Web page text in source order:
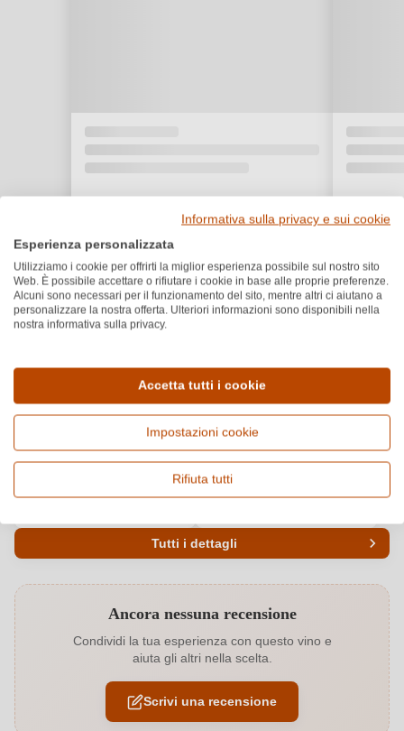
Dettagli del prodotto
Italia, Veneto
Vitigno e tipologia
Cuvée (Bianco & Rosato),
Vino frizzante e spumante
Qualità
Alcol
Tutti i dettagli
Affinamento Fermentazione in bottiglia
Annata 2022
Bio EU
Ancora nessuna recensione
Condividi la tua esperienza con questo vino e
aiuta gli altri nella scelta.
Scrivi una recensione
Informativa sulla privacy e sui cookie
Esperienza personalizzata
Utilizziamo i cookie per offrirti la miglior esperienza possibile sul nostro sito
Web. È possibile accettare o rifiutare i cookie in base alle proprie preferenze.
Alcuni sono necessari per il funzionamento del sito, mentre altri ci aiutano a
personalizzare la nostra offerta. Ulteriori informazioni sono disponibili nella
nostra informativa sulla privacy.
Accetta tutti i cookie
Impostazioni cookie
Rifiuta tutti